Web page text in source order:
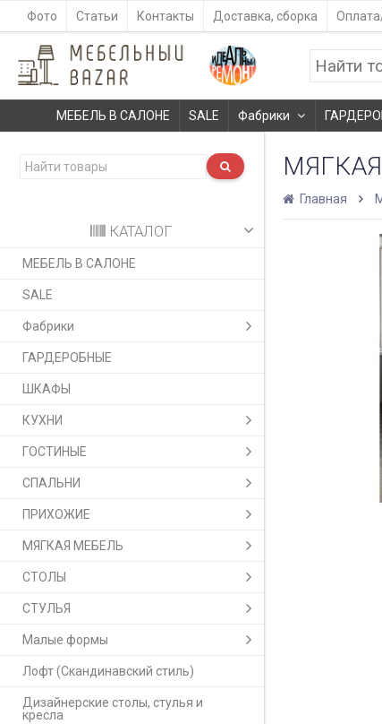
Фото Статьи Контакты Доставка, сборка
МЕБЕЛЬ В САЛОНЕ SALE Фабрики
КАТАЛОГ
МЕБЕЛЬ В САЛОНЕ
SALE
Фабрики
ГАРДЕРОБНЫЕ
ШКАФЫ
КУХНИ
ГОСТИНЫЕ
СПАЛЬНИ
ПРИХОЖИЕ
МЯГКАЯ МЕБЕЛЬ
СТОЛЫ
СТУЛЬЯ
Малые формы
Лофт (Скандинавский стиль)
Дизайнерские столы, стулья и
кресла
Главная